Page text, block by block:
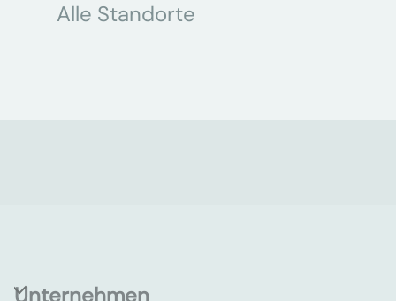
Alle Standorte
Unternehmen